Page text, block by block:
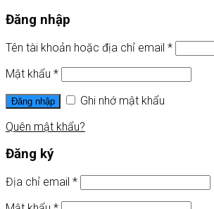
Đăng nhập
Tên tài khoản hoặc địa chỉ email *
Mật khẩu *
Đăng nhập
Ghi nhớ mật khẩu
Quên mật khẩu?
Đăng ký
Địa chỉ email *